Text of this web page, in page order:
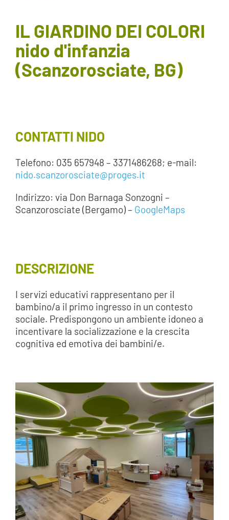
AREA RISERVATA
CONTATTI
IL GIARDINO DEI COLORI
nido d'infanzia
(Scanzorosciate, BG)
CONTATTI NIDO
Telefono: 035 657948 – 3371486268; e-mail:
nido.scanzorosciate@proges.it
Indirizzo: via Don Barnaga Sonzogni –
Scanzorosciate (Bergamo) – GoogleMaps
DESCRIZIONE
I servizi educativi rappresentano per il
bambino/a il primo ingresso in un contesto
sociale. Predispongono un ambiente idoneo a
incentivare la socializzazione e la crescita
cognitiva ed emotiva dei bambini/e.